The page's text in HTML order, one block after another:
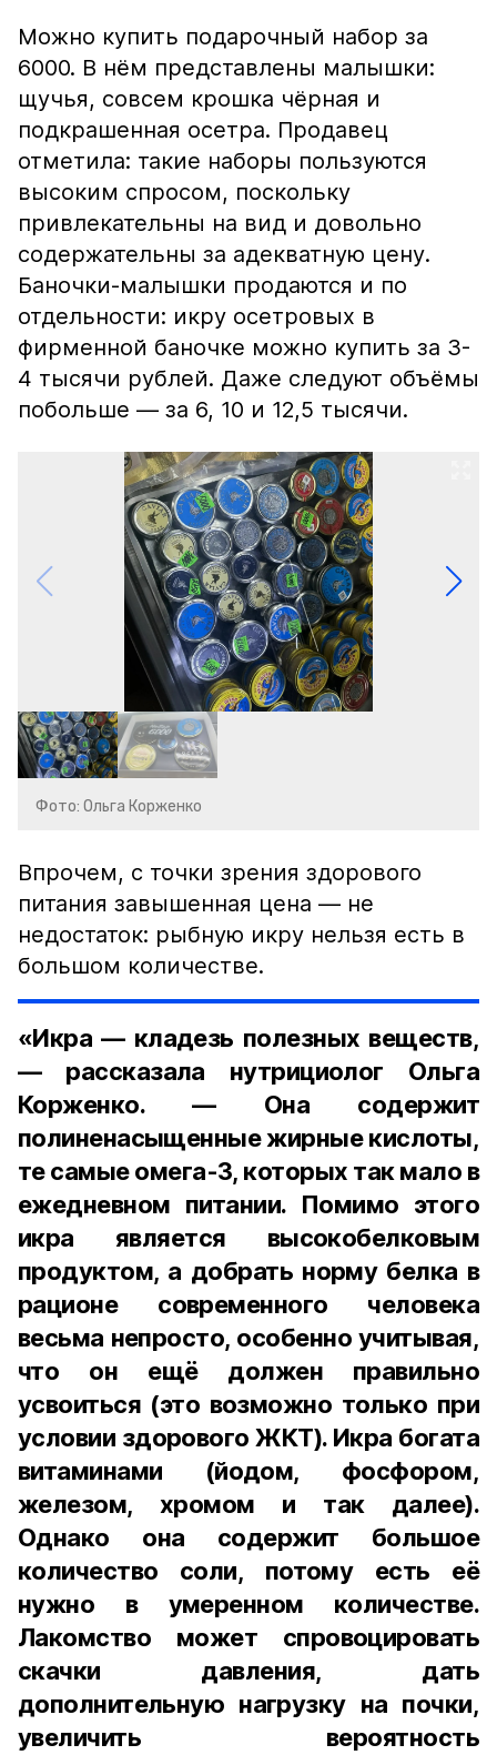
Можно купить подарочный набор за
6000. В нём представлены малышки:
щучья, совсем крошка чёрная и
подкрашенная осетра. Продавец
отметила: такие наборы пользуются
высоким спросом, поскольку
привлекательны на вид и довольно
содержательны за адекватную цену.
Баночки-малышки продаются и по
отдельности: икру осетровых в
фирменной баночке можно купить за 3-
4 тысячи рублей. Даже следуют объёмы
побольше — за 6, 10 и 12,5 тысячи.
Фото: Ольга Корженко
Впрочем, с точки зрения здорового
питания завышенная цена — не
недостаток: рыбную икру нельзя есть в
большом количестве.
«Икра — кладезь полезных веществ,
— рассказала нутрициолог Ольга
Корженко. — Она содержит
полиненасыщенные жирные кислоты,
те самые омега-3, которых так мало в
ежедневном питании. Помимо этого
икра является высокобелковым
продуктом, а добрать норму белка в
рационе современного человека
весьма непросто, особенно учитывая,
что он ещё должен правильно
усвоиться (это возможно только при
условии здорового ЖКТ). Икра богата
витаминами (йодом, фосфором,
железом, хромом и так далее).
Однако она содержит большое
количество соли, потому есть её
нужно в умеренном количестве.
Лакомство может спровоцировать
скачки давления, дать
дополнительную нагрузку на почки,
увеличить вероятность